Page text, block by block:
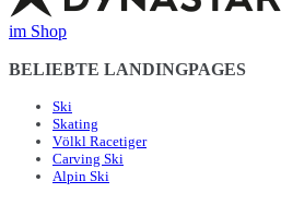
im Shop
BELIEBTE LANDINGPAGES
Ski
Skating
Völkl Racetiger
Carving Ski
Alpin Ski